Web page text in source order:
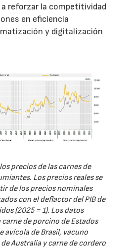
reforzar la competitividad
en eficiencia
y digitalización
precios de las carnes de
Los precios reales se
de los precios nominales
con el deflactor del PIB de
(2025 = 1). Los datos
de porcino de Estados
avícola de Brasil, vacuno
Australia y carne de cordero